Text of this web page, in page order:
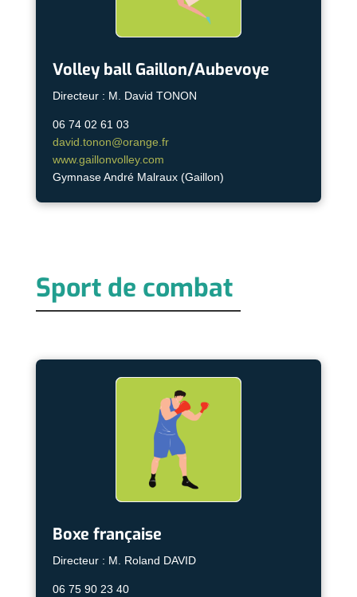
Volley ball Gaillon/Aubevoye
Directeur : M. David TONON
06 74 02 61 03
david.tonon@orange.fr
www.gaillonvolley.com
Gymnase André Malraux (Gaillon)
Sport de combat
Boxe française
Directeur : M. Roland DAVID
06 75 90 23 40